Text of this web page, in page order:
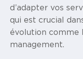
d’adapter vos
qui est crucial
évolution comme
management.